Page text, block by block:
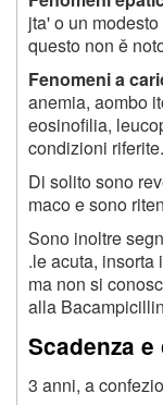
jta' o un
questo non ě
Fenomeni a
anemia, aombo
eosinofilia,
condizioni riferite.
Di solito sono
maco e sono
Sono inoltre
.le acuta, insorta
ma non si
alla
Scadenza
3 anni, a